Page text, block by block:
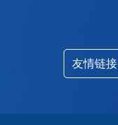
友情链接